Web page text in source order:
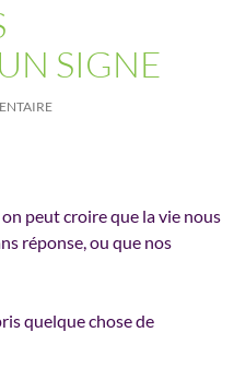
SIGNE
peut croire que la vie nous
réponse, ou que nos
quelque chose de